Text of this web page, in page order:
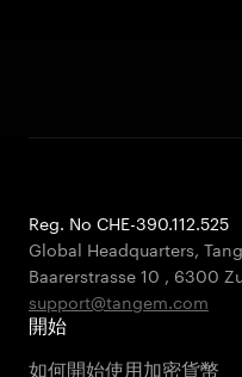
Reg. No CHE-390.112.525
Global Headquarters,
Baarerstrasse 10 , 6300
support@tangem.com
開始
如何開始使用加密貨幣